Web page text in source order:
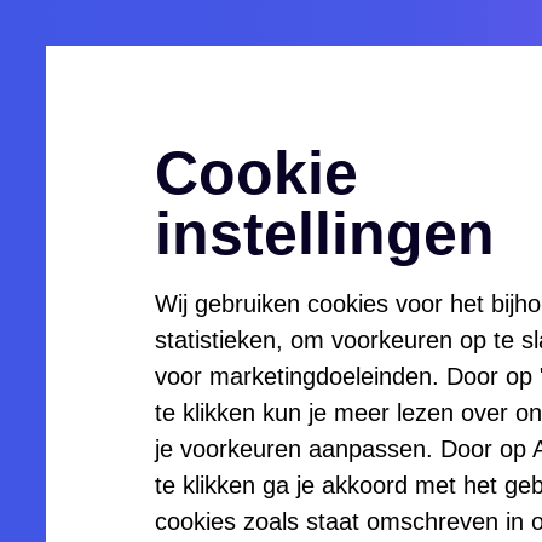
Cookie
instellingen
Wij gebruiken cookies voor het
statistieken, om voorkeuren op te
voor marketingdoeleinden. Door op
te klikken kun je meer lezen over
je voorkeuren aanpassen. Door op
te klikken ga je akkoord met het
cookies zoals staat omschreven in
Trainee